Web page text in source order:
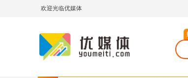
欢迎光临优媒体